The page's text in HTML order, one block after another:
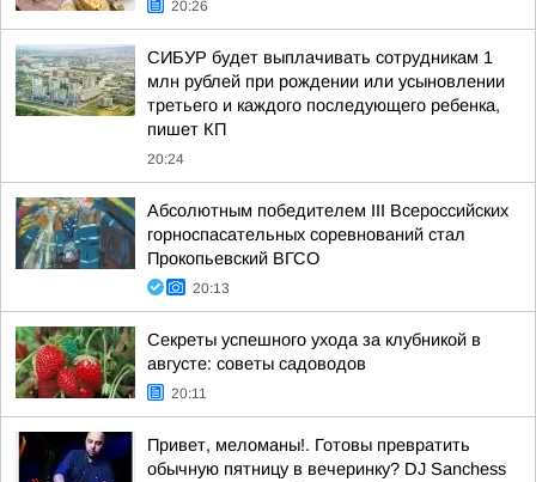
20:26
СИБУР будет выплачивать сотрудникам 1
млн рублей при рождении или усыновлении
третьего и каждого последующего ребенка,
пишет КП
20:24
Абсолютным победителем III Всероссийских
горноспасательных соревнований стал
Прокопьевский ВГСО
20:13
Секреты успешного ухода за клубникой в
августе: советы садоводов
20:11
Привет, меломаны!. Готовы превратить
обычную пятницу в вечеринку? DJ Sanchess